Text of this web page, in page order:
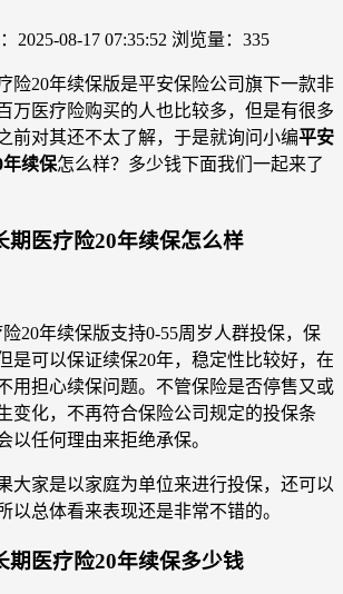
2025-08-17 07:35:52 浏览量：335
险20年续保版是平安保险公司旗下一款非
万医疗险购买的人也比较多，但是有很多
前对其还不太了解，于是就询问小编平安
年续保怎么样？多少钱下面我们一起来了
期医疗险20年续保怎么样
20年续保版支持0-55周岁人群投保，保
是可以保证续保20年，稳定性比较好，在
用担心续保问题。不管保险是否停售又或
变化，不再符合保险公司规定的投保条
以任何理由来拒绝承保。
大家是以家庭为单位来进行投保，还可以
以总体看来表现还是非常不错的。
期医疗险20年续保多少钱